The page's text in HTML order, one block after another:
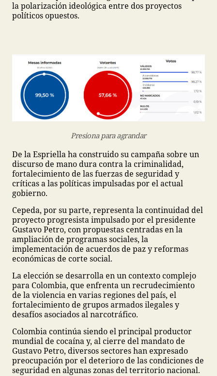
la polarización ideológica entre dos proyectos
políticos opuestos.
Presiona para agrandar
De la Espriella ha construido su campaña sobre un
discurso de mano dura contra la criminalidad,
fortalecimiento de las fuerzas de seguridad y
críticas a las políticas impulsadas por el actual
gobierno.
Cepeda, por su parte, representa la continuidad del
proyecto progresista impulsado por el presidente
Gustavo Petro, con propuestas centradas en la
ampliación de programas sociales, la
implementación de acuerdos de paz y reformas
económicas de corte social.
La elección se desarrolla en un contexto complejo
para Colombia, que enfrenta un recrudecimiento
de la violencia en varias regiones del país, el
fortalecimiento de grupos armados ilegales y
desafíos asociados al narcotráfico.
Colombia continúa siendo el principal productor
mundial de cocaína y, al cierre del mandato de
Gustavo Petro, diversos sectores han expresado
preocupación por el deterioro de las condiciones de
seguridad en algunas zonas del territorio nacional.